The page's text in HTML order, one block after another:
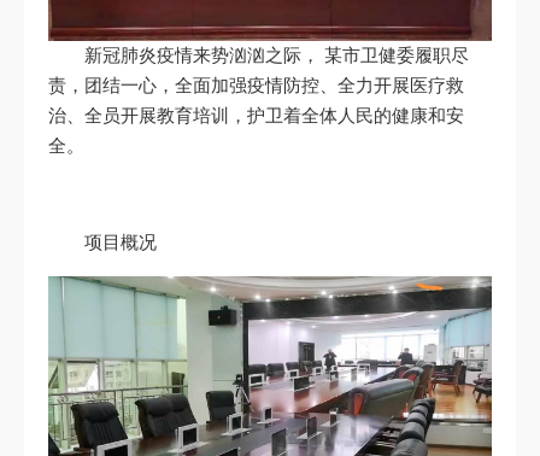
新冠肺炎疫情来势汹汹之际， 某市卫健委履职尽
责，团结一心，全面加强疫情防控、全力开展医疗救
治、全员开展教育培训，护卫着全体人民的健康和安
全。
项目概况